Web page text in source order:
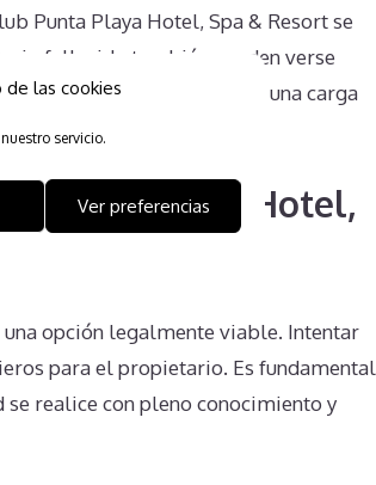
las cookies
servicio.
Ver preferencias
Punta Playa Hotel, Spa & Resort se
fallecido también pueden verse
Esto puede convertirse en una carga
Punta Playa Hotel,
opción legalmente viable. Intentar
para el propietario. Es fundamental
realice con pleno conocimiento y